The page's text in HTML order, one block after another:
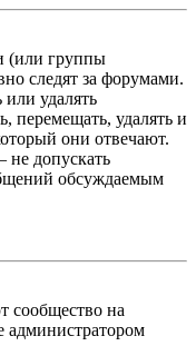
(или группы
следят за форумами.
удалять
перемещать, удалять и
они отвечают.
не допускать
обсуждаемым
сообщество на
администратором